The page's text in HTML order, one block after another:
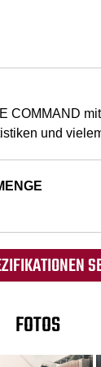
COMMAND
und
FOTOS